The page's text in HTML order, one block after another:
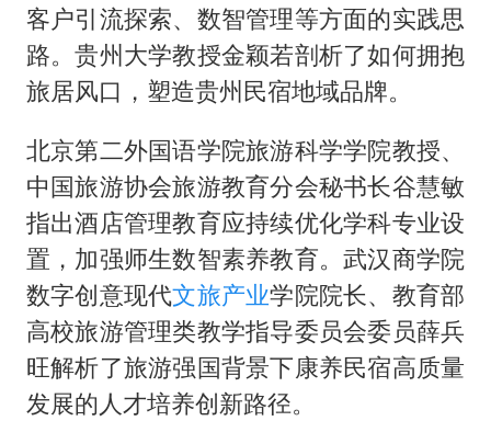
客户引流探索、数智管理等方面的实践思
路。贵州大学教授金颖若剖析了如何拥抱
旅居风口，塑造贵州民宿地域品牌。
北京第二外国语学院旅游科学学院教授、
中国旅游协会旅游教育分会秘书长谷慧敏
指出酒店管理教育应持续优化学科专业设
置，加强师生数智素养教育。武汉商学院
数字创意现代文旅产业学院院长、教育部
高校旅游管理类教学指导委员会委员薛兵
旺解析了旅游强国背景下康养民宿高质量
发展的人才培养创新路径。